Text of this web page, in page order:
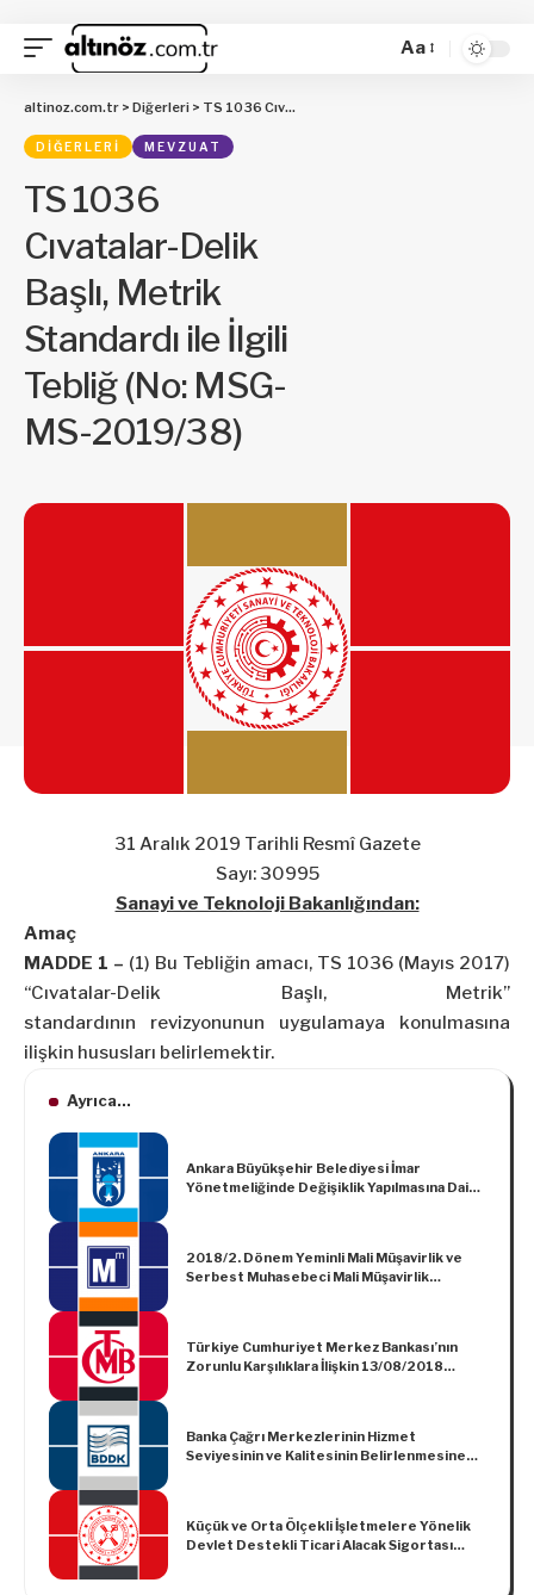
Aa
altinoz.com.tr > Diğerleri > TS 1036 Cıvatalar-Delik Başlı, Metrik Standardı ile İlgili Tebliğ (No: MSG-MS-2019/38)
DIĞERLERI MEVZUAT
TS 1036
Cıvatalar-Delik
Başlı, Metrik
Standardı ile İlgili
Tebliğ (No: MSG-
MS-2019/38)
31 Aralık 2019 Tarihli Resmî Gazete
Sayı: 30995
Sanayi ve Teknoloji Bakanlığından:
Amaç
MADDE 1 – (1) Bu Tebliğin amacı, TS 1036 (Mayıs 2017)
“Cıvatalar-Delik Başlı, Metrik”
standardının revizyonunun uygulamaya konulmasına
ilişkin hususları belirlemektir.
Ayrıca...
Ankara Büyükşehir Belediyesi İmar
Yönetmeliğinde Değişiklik Yapılmasına Dair
2018/2. Dönem Yeminli Mali Müşavirlik ve
Serbest Muhasebeci Mali Müşavirlik
Türkiye Cumhuriyet Merkez Bankası’nın
Zorunlu Karşılıklara İlişkin 13/08/2018
Banka Çağrı Merkezlerinin Hizmet
Seviyesinin ve Kalitesinin Belirlenmesine
Küçük ve Orta Ölçekli İşletmelere Yönelik
Devlet Destekli Ticari Alacak Sigortası